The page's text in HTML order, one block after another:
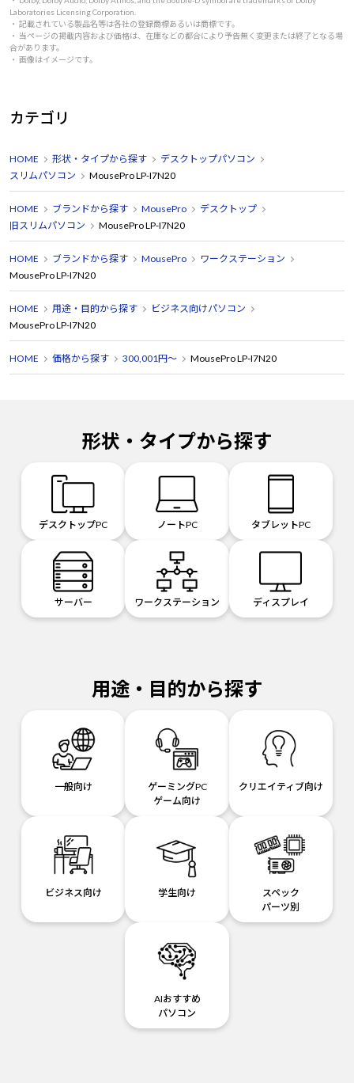
Laboratories Licensing Corporation.
・ 記載されている製品名等は各社の登録商標あるいは商標です。
・ 当ページの掲載内容および価格は、在庫などの都合により予告無く変更または終了となる場
合があります。
・ 画像はイメージです。
カテゴリ
HOME 形状・タイプから探す
デスクトップパソコン
スリムパソコン
MousePro LP-I7N20
HOME ブランドから探す MousePro
デスクトップ
旧スリムパソコン
MousePro LP-I7N20
HOME ブランドから探す MousePro
ワークステーション
MousePro LP-I7N20
HOME 用途・目的から探す
ビジネス向けパソコン
MousePro LP-I7N20
HOME 価格から探す 300,001円～ MousePro LP-I7N20
形状・タイプから探す
デスクトップPC ノートPC タブレットPC
サーバー ワークステーション ディスプレイ
用途・目的から探す
一般向け
ゲーミングPC
ゲーム向け
クリエイティブ向け
ビジネス向け 学生向け
スペック
パーツ別
AIおすすめ
パソコン